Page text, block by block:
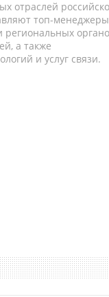
отраслей
топ-
а также
и услуг связи.